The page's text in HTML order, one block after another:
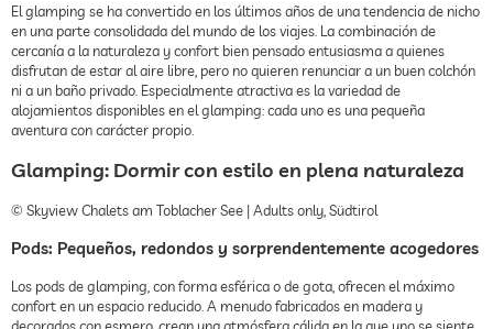
El glamping se ha convertido en los últimos años de una tendencia de nicho
en una parte consolidada del mundo de los viajes. La combinación de
cercanía a la naturaleza y confort bien pensado entusiasma a quienes
disfrutan de estar al aire libre, pero no quieren renunciar a un buen colchón
ni a un baño privado. Especialmente atractiva es la variedad de
alojamientos disponibles en el glamping: cada uno es una pequeña
aventura con carácter propio.
Glamping: Dormir con estilo en plena naturaleza
© Skyview Chalets am Toblacher See | Adults only, Südtirol
Pods: Pequeños, redondos y sorprendentemente acogedores
Los pods de glamping, con forma esférica o de gota, ofrecen el máximo
confort en un espacio reducido. A menudo fabricados en madera y
decorados con esmero, crean una atmósfera cálida en la que uno se siente